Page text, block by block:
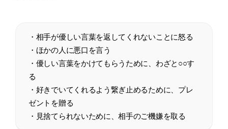
・相手が優しい言葉を返してくれないことに怒る
・ほかの人に悪口を言う
・優しい言葉をかけてもらうために、わざと○○す
る
・好きでいてくれるよう繋ぎ止めるために、プレ
ゼントを贈る
・見捨てられないために、相手のご機嫌を取る